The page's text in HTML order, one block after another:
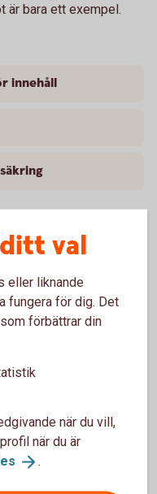
är bara ett exempel.
innehåll
försäkra
för skillnad på
försäkring att
är framme,
val
eller liknande
fungera för dig. Det
förbättrar din
när du vill,
när du är
.